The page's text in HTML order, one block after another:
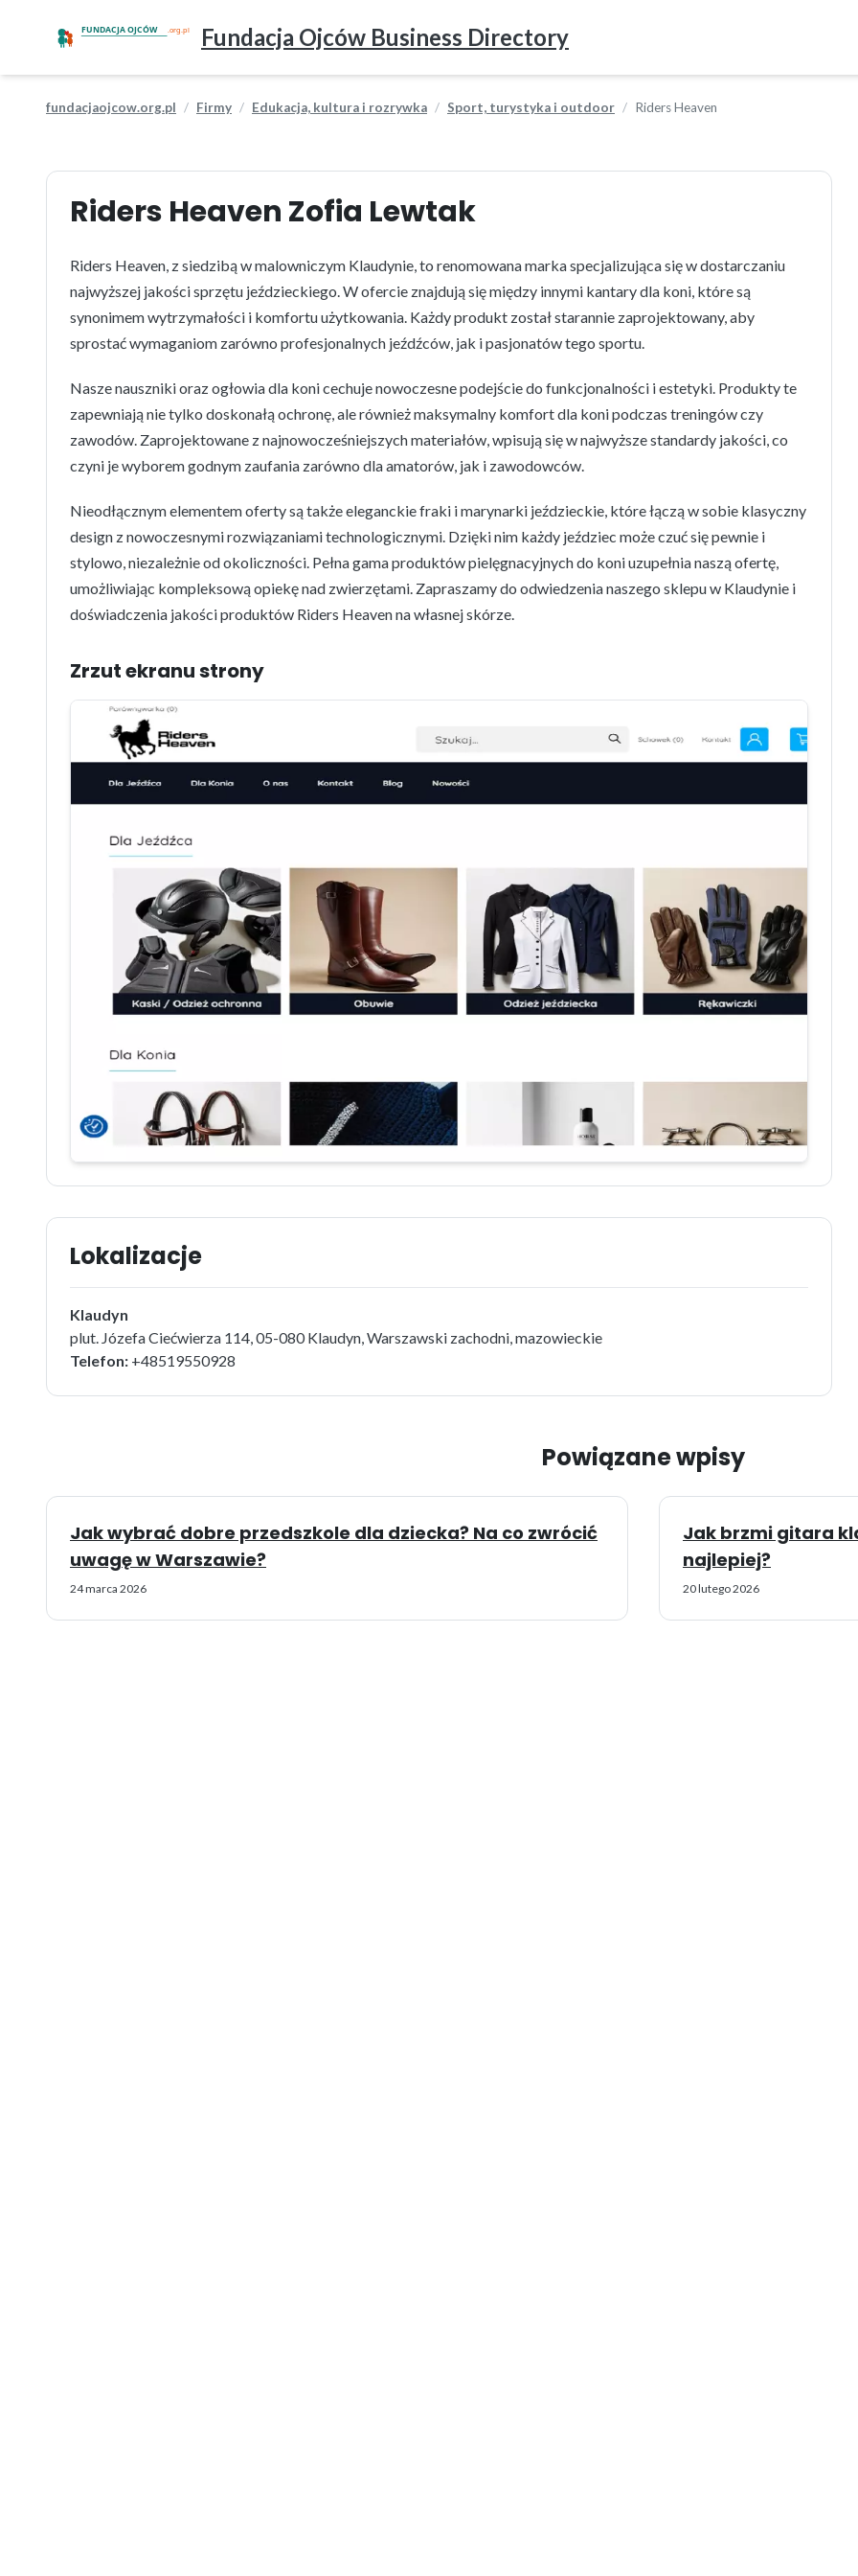
Fundacja Ojców Business Directory
fundacjaojcow.org.pl Firmy Edukacja, kultura i rozrywka Sport, turystyka i outdoor Riders Heaven
Riders Heaven Zofia Lewtak
Riders Heaven, z siedzibą w malowniczym Klaudynie, to renomowana marka specjalizująca się w dostarczaniu
najwyższej jakości sprzętu jeździeckiego. W ofercie znajdują się między innymi kantary dla koni, które są
synonimem wytrzymałości i komfortu użytkowania. Każdy produkt został starannie zaprojektowany, aby
sprostać wymaganiom zarówno profesjonalnych jeźdźców, jak i pasjonatów tego sportu.
Nasze nauszniki oraz ogłowia dla koni cechuje nowoczesne podejście do funkcjonalności i estetyki. Produkty te
zapewniają nie tylko doskonałą ochronę, ale również maksymalny komfort dla koni podczas treningów czy
zawodów. Zaprojektowane z najnowocześniejszych materiałów, wpisują się w najwyższe standardy jakości, co
czyni je wyborem godnym zaufania zarówno dla amatorów, jak i zawodowców.
Nieodłącznym elementem oferty są także eleganckie fraki i marynarki jeździeckie, które łączą w sobie klasyczny
design z nowoczesnymi rozwiązaniami technologicznymi. Dzięki nim każdy jeździec może czuć się pewnie i
stylowo, niezależnie od okoliczności. Pełna gama produktów pielęgnacyjnych do koni uzupełnia naszą ofertę,
umożliwiając kompleksową opiekę nad zwierzętami. Zapraszamy do odwiedzenia naszego sklepu w Klaudynie i
doświadczenia jakości produktów Riders Heaven na własnej skórze.
Zrzut ekranu strony
Lokalizacje
Klaudyn
plut. Józefa Ciećwierza 114, 05-080 Klaudyn, Warszawski zachodni, mazowieckie
Telefon: +48519550928
Powiązane wpisy
Jak wybrać dobre przedszkole dla dziecka? Na co zwrócić
uwagę w Warszawie?
24 marca 2026
Jak brzmi gitara
najlepiej?
20 lutego 2026